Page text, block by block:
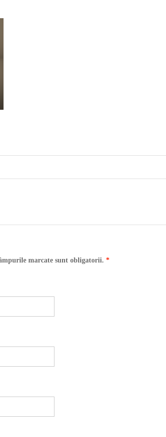
marcate sunt obligatorii. *